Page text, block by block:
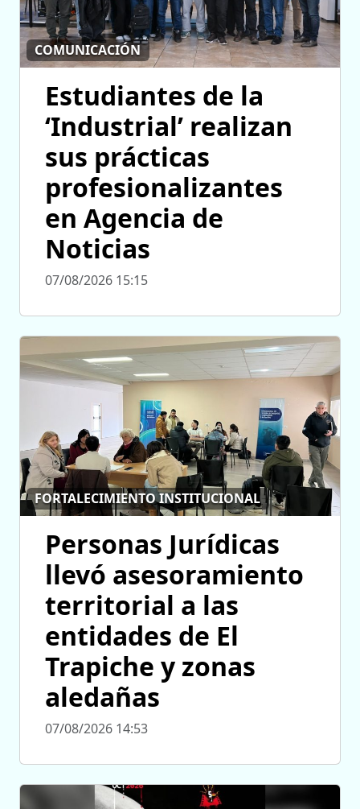
COMUNICACIÓN
Estudiantes de la
‘Industrial’ realizan
sus prácticas
profesionalizantes
en Agencia de
Noticias
07/08/2026 15:15
FORTALECIMIENTO INSTITUCIONAL
Personas Jurídicas
llevó asesoramiento
territorial a las
entidades de El
Trapiche y zonas
aledañas
07/08/2026 14:53